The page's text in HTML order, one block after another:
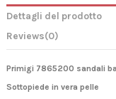
Dettagli del prodotto
Reviews(0)
Primigi 7865200 sandali
Sottopiede in vera pelle